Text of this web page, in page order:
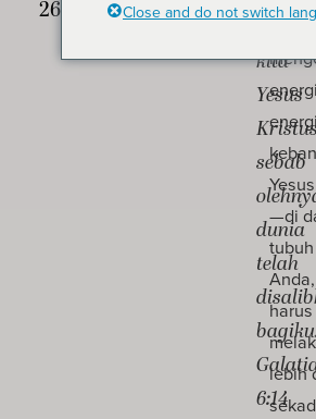
Tuhan
kita
Yesus
sebab
dunia
telah
6:14
ingin
—di
harus
lebih
Close and do not switch